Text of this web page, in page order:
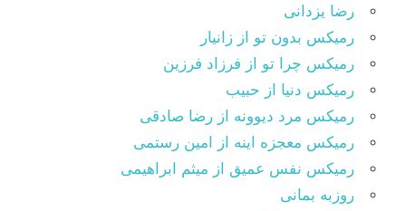
رضا یزدانی
رمیکس بدون تو از زانیار
رمیکس چرا تو از فرزاد فرزین
رمیکس دنیا از حبیب
رمیکس مرد دیوونه از رضا صادقی
رمیکس معجزه اینه از امین رستمی
رمیکس نفس عمیق از میثم ابراهیمی
روزبه بمانی